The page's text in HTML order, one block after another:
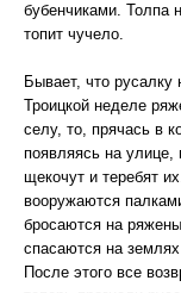
бубенчиками. Толпа
топит чучело.
Бывает, что русалку
Троицкой неделе
селу, то, прячась в
появляясь на
щекочут и теребят
вооружаются
бросаются на
спасаются на
После этого все